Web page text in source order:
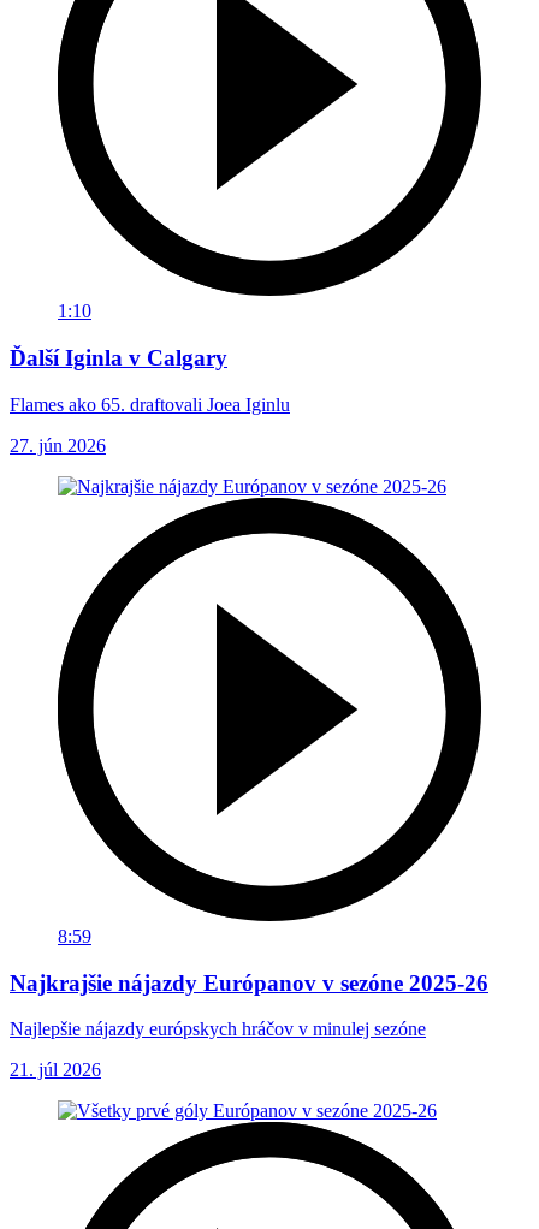
1:10
Ďalší Iginla v Calgary
Flames ako 65. draftovali Joea Iginlu
27. jún 2026
8:59
Najkrajšie nájazdy Európanov v sezóne 2025-26
Najlepšie nájazdy európskych hráčov v minulej sezóne
21. júl 2026